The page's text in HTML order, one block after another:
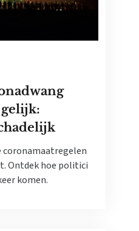
coronamaatregelen
Ontdek hoe politici
komen.